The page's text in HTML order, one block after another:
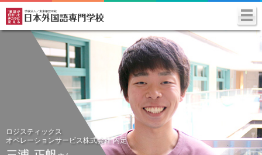
ロジスティックス
オペレーションサービス株式会社 内定